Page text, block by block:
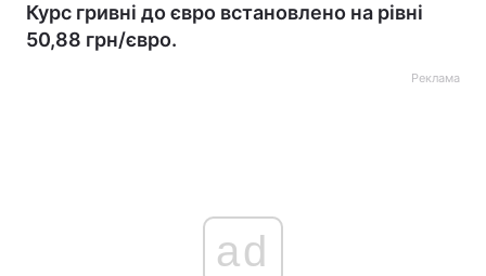
Курс гривні до євро встановлено на рівні
50,88 грн/євро.
Реклама
ad